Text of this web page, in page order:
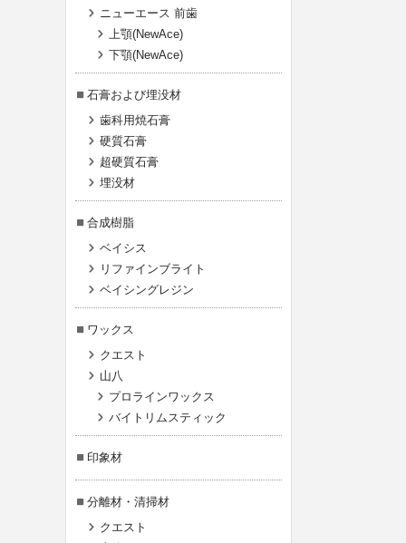
ニューエース 前歯
上顎(NewAce)
下顎(NewAce)
石膏および埋没材
歯科用焼石膏
硬質石膏
超硬質石膏
埋没材
合成樹脂
ベイシス
リファインブライト
ベイシングレジン
ワックス
クエスト
山八
プロラインワックス
バイトリムスティック
印象材
分離材・清掃材
クエスト